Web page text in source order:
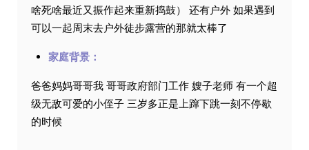
啥死啥最近又振作起来重新捣鼓） 还有户外 如果遇到
可以一起周末去户外徒步露营的那就太棒了
家庭背景：
爸爸妈妈哥哥我 哥哥政府部门工作 嫂子老师 有一个超
级无敌可爱的小侄子 三岁多正是上蹿下跳一刻不停歇
的时候